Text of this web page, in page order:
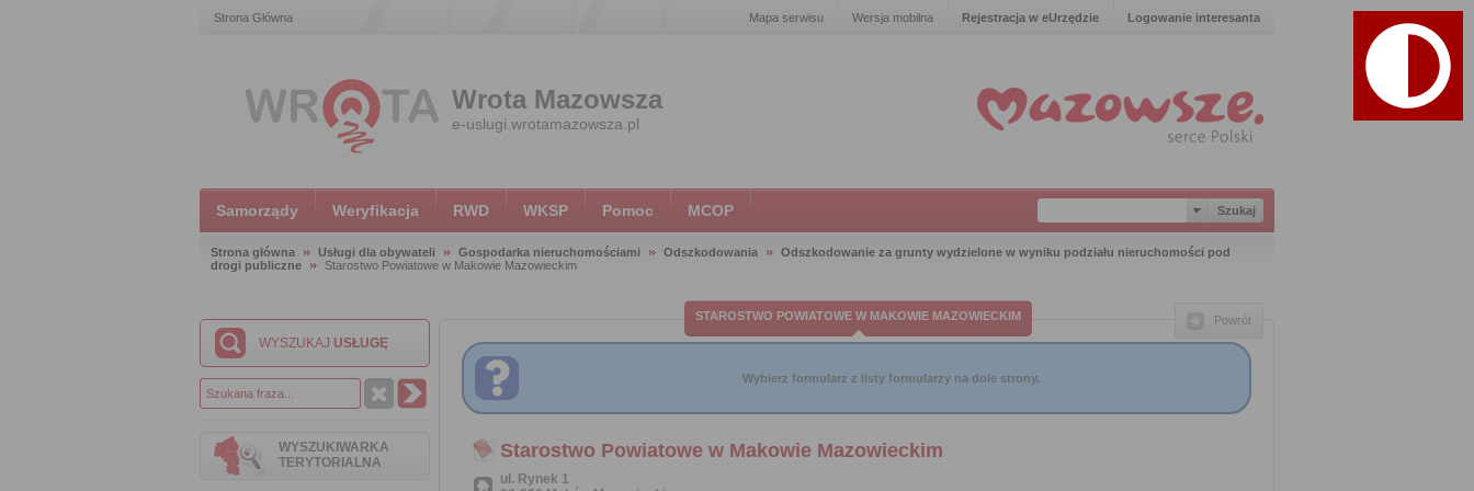
Strona Główna Mapa serwisu Wersja mobilna Rejestracja w eUrzędzie Logowanie interesanta
Wrota Mazowsza
e-uslugi.wrotamazowsza.pl
Samorządy Weryfikacja RWD WKSP Pomoc MCOP
Strona główna Usługi dla obywateli Gospodarka nieruchomościami Odszkodowania
Odszkodowanie za grunty wydzielone w wyniku podziału nieruchomości pod
drogi publiczne
Starostwo Powiatowe w Makowie Mazowieckim
WYSZUKAJ USŁUGĘ
WYSZUKIWARKA
TERYTORIALNA
STAROSTWO POWIATOWE W MAKOWIE MAZOWIECKIM Powrót
Wybierz formularz z listy formularzy na dole strony.
Starostwo Powiatowe w Makowie Mazowieckim
ul. Rynek 1